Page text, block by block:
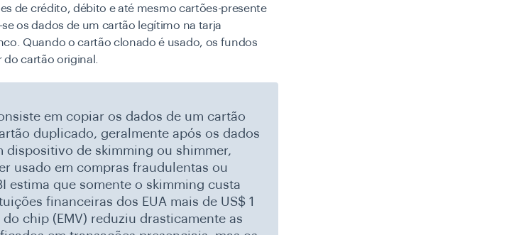
de crédito, débito e até mesmo cartões-presente
os dados de um cartão legítimo na tarja
Quando o cartão clonado é usado, os fundos
cartão original.
em copiar os dados de um cartão
duplicado, geralmente após os dados
dispositivo de skimming ou shimmer,
usado em compras fraudulentas ou
estima que somente o skimming custa
financeiras dos EUA mais de US$ 1
chip (EMV) reduziu drasticamente as